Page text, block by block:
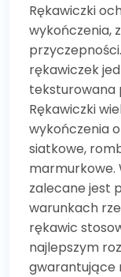
Rękawiczki
wykończenia,
rękawiczek
teksturowana
Rękawiczki
wykończenia
siatkowe,
marmurkowe.
zalecane jest
warunkach
rękawic
najlepszym
gwarantujące